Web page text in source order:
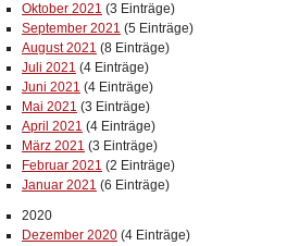
Oktober 2021 (3 Einträge)
September 2021 (5 Einträge)
August 2021 (8 Einträge)
Juli 2021 (4 Einträge)
Juni 2021 (4 Einträge)
Mai 2021 (3 Einträge)
April 2021 (4 Einträge)
März 2021 (3 Einträge)
Februar 2021 (2 Einträge)
Januar 2021 (6 Einträge)
2020
Dezember 2020 (4 Einträge)